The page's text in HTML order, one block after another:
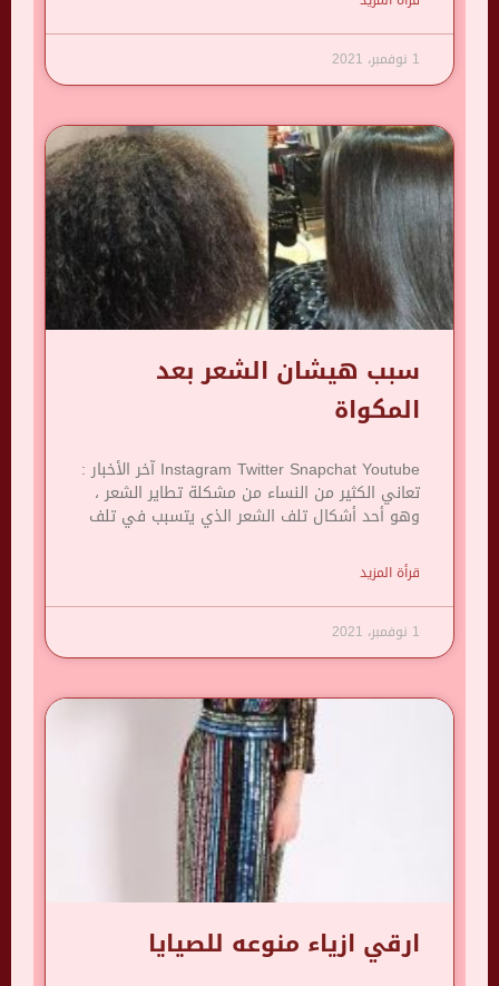
1 نوفمبر، 2021
سبب هيشان الشعر بعد
المكواة
Instagram Twitter Snapchat Youtube آخر الأخبار :
تعاني الكثير من النساء من مشكلة تطاير الشعر ،
وهو أحد أشكال تلف الشعر الذي يتسبب في تلف
قرأة المزيد
1 نوفمبر، 2021
ارقي ازياء منوعه للصيايا